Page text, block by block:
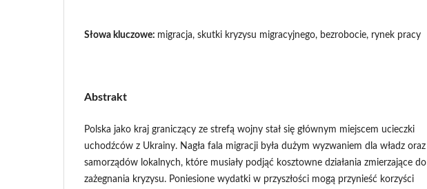
Słowa kluczowe: migracja, skutki kryzysu migracyjnego, bezrobocie, rynek pracy
Abstrakt
Polska jako kraj graniczący ze strefą wojny stał się głównym miejscem ucieczki
uchodźców z Ukrainy. Nagła fala migracji była dużym wyzwaniem dla władz oraz
samorządów lokalnych, które musiały podjąć kosztowne działania zmierzające do
zażegnania kryzysu. Poniesione wydatki w przyszłości mogą przynieść korzyści